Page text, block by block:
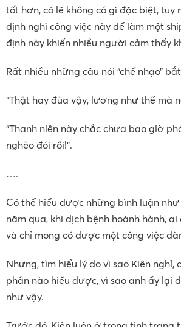
tốt hơn, có lẽ không có gì đặc biệt, tuy
định nghỉ công việc này để làm một
định này khiến nhiều người cảm thấy
Rất nhiều những câu nói “chế nhạo”
“Thật hay đùa vậy, lương như thế mà
“Thanh niên này chắc chưa bao giờ
nghèo đói rồi!”.
….
Có thể hiểu được những bình luận
năm qua, khi dịch bệnh hoành hành,
và chỉ mong có được một công việc
Nhưng, tìm hiểu lý do vì sao Kiên nghỉ,
phần nào hiểu được, vì sao anh ấy lại
như vậy.